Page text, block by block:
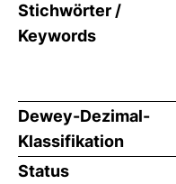
Stichwörter /
Keywords
Dewey-Dezimal-
Klassifikation
Status